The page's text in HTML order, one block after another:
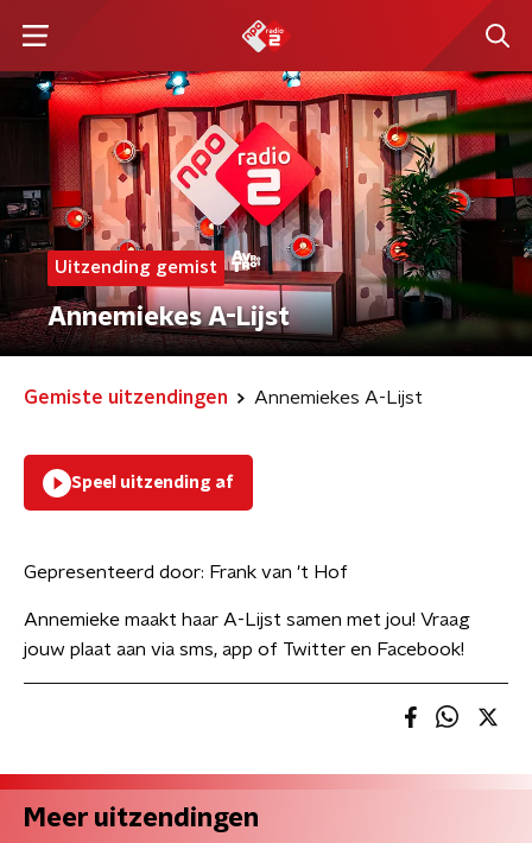
Uitzending gemist
Annemiekes A-Lijst
Gemiste uitzendingen Annemiekes A-Lijst
Speel uitzending af
Gepresenteerd door: Frank van 't Hof
Annemieke maakt haar A-Lijst samen met jou! Vraag
jouw plaat aan via sms, app of Twitter en Facebook!
Meer uitzendingen